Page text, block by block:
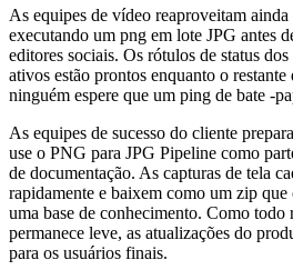
As equipes de vídeo reaproveitam
executando um png em lote JPG antes
editores sociais. Os rótulos de status
ativos estão prontos enquanto o
ninguém espere que um ping de bate -
As equipes de sucesso do cliente
use o PNG para JPG Pipeline como
de documentação. As capturas de tela
rapidamente e baixem como um zip que
uma base de conhecimento. Como todo
permanece leve, as atualizações do
para os usuários finais.